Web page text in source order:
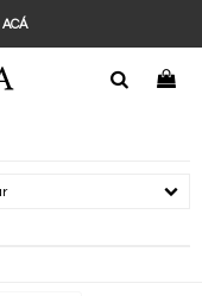
ACÁ
Recomendados